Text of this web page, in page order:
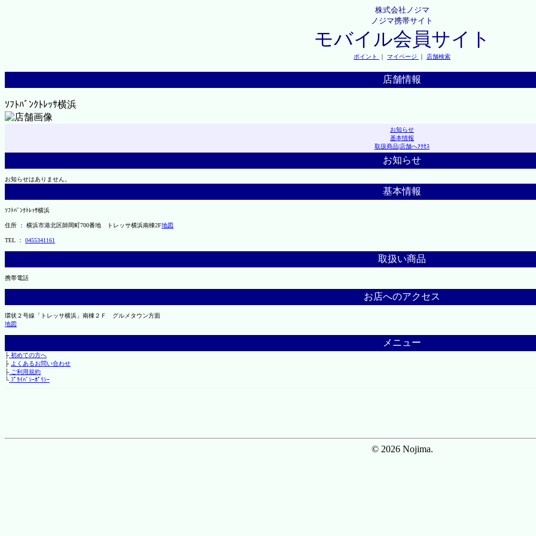
株式会社ノジマ
ノジマ携帯サイト
モバイル会員サイト
ポイント ｜ マイページ ｜ 店舗検索
店舗情報
ｿﾌﾄﾊﾞﾝｸﾄﾚｯｻ横浜
お知らせ
基本情報
取扱商品|店舗へｱｸｾｽ
お知らせ
お知らせはありません。
基本情報
ｿﾌﾄﾊﾞﾝｸﾄﾚｯｻ横浜
住所 ： 横浜市港北区師岡町700番地 トレッサ横浜南棟2F地図
TEL ： 0455341161
取扱い商品
携帯電話
お店へのアクセス
環状２号線「トレッサ横浜」南棟２Ｆ グルメタウン方面
地図
メニュー
├初めての方へ
├ よくあるお問い合わせ
├ご利用規約
└ﾌﾟﾗｲﾊﾞｼｰﾎﾟﾘｼｰ
© 2026 Nojima.